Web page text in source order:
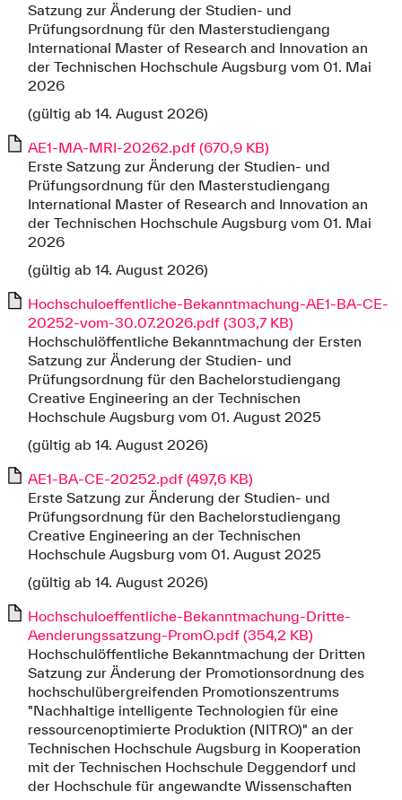
Satzung zur Änderung der Studien- und
Prüfungsordnung für den Masterstudiengang
International Master of Research and Innovation an
der Technischen Hochschule Augsburg vom 01. Mai
2026
(gültig ab 14. August 2026)
AE1-MA-MRI-20262.pdf (670,9 KB)
Erste Satzung zur Änderung der Studien- und
Prüfungsordnung für den Masterstudiengang
International Master of Research and Innovation an
der Technischen Hochschule Augsburg vom 01. Mai
2026
(gültig ab 14. August 2026)
Hochschuloeffentliche-Bekanntmachung-AE1-BA-CE-
20252-vom-30.07.2026.pdf (303,7 KB)
Hochschulöffentliche Bekanntmachung der Ersten
Satzung zur Änderung der Studien- und
Prüfungsordnung für den Bachelorstudiengang
Creative Engineering an der Technischen
Hochschule Augsburg vom 01. August 2025
(gültig ab 14. August 2026)
AE1-BA-CE-20252.pdf (497,6 KB)
Erste Satzung zur Änderung der Studien- und
Prüfungsordnung für den Bachelorstudiengang
Creative Engineering an der Technischen
Hochschule Augsburg vom 01. August 2025
(gültig ab 14. August 2026)
Hochschuloeffentliche-Bekanntmachung-Dritte-
Aenderungssatzung-PromO.pdf (354,2 KB)
Hochschulöffentliche Bekanntmachung der Dritten
Satzung zur Änderung der Promotionsordnung des
hochschulübergreifenden Promotionszentrums
"Nachhaltige intelligente Technologien für eine
ressourcenoptimierte Produktion (NITRO)" an der
Technischen Hochschule Augsburg in Kooperation
mit der Technischen Hochschule Deggendorf und
der Hochschule für angewandte Wissenschaften